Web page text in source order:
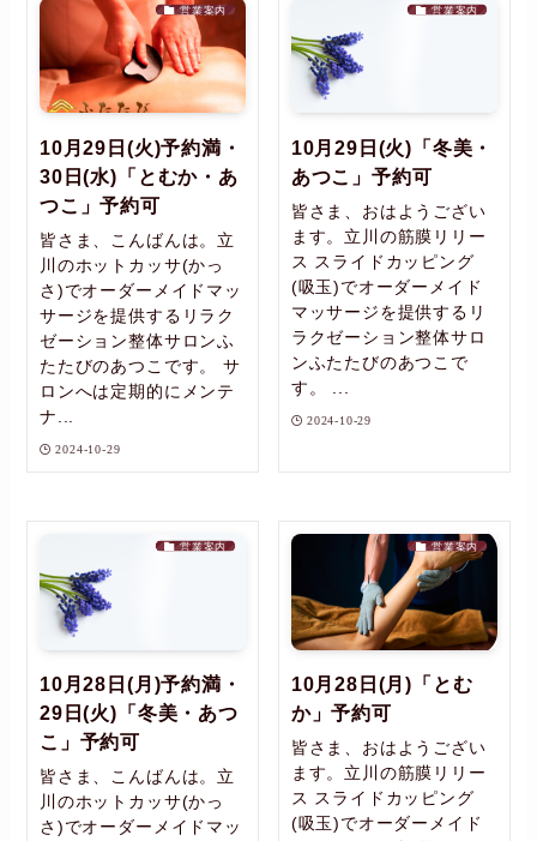
営業案内
10月29日(火)予約満・
30日(水)「とむか・あ
つこ」予約可
皆さま、こんばんは。立
川のホットカッサ(かっ
さ)でオーダーメイドマッ
サージを提供するリラク
ゼーション整体サロンふ
たたびのあつこです。 サ
ロンへは定期的にメンテ
ナ...
2024-10-29
営業案内
10月29日(火)「冬美・
あつこ」予約可
皆さま、おはようござい
ます。立川の筋膜リリー
ス スライドカッピング
(吸玉)でオーダーメイド
マッサージを提供するリ
ラクゼーション整体サロ
ンふたたびのあつこで
す。 ...
2024-10-29
営業案内
10月28日(月)予約満・
29日(火)「冬美・あつ
こ」予約可
皆さま、こんばんは。立
川のホットカッサ(かっ
さ)でオーダーメイドマッ
営業案内
10月28日(月)「とむ
か」予約可
皆さま、おはようござい
ます。立川の筋膜リリー
ス スライドカッピング
(吸玉)でオーダーメイド